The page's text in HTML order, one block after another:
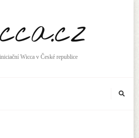
Wicca v České republice